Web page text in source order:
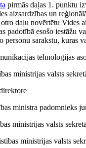
pirmās daļas 1. punktu
aizsardzības un
otro daļu novērtētu Vides
padotībā esošo iestāžu
sarakstu, kuras
tehnoloģijas
ministrijas valsts
ministra padomnieks
ministrijas valsts
ministrijas valsts